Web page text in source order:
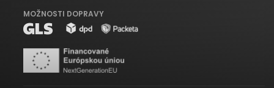
MOŽNOSTI DOPRAVY